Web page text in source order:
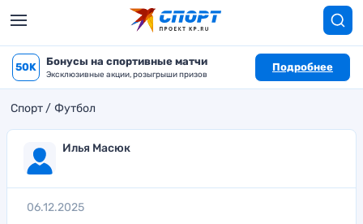
50K Бонусы на спортивные матчи
Эксклюзивные акции, розыгрыши призов
Подробнее
Спорт Футбол
Илья Масюк
06.12.2025